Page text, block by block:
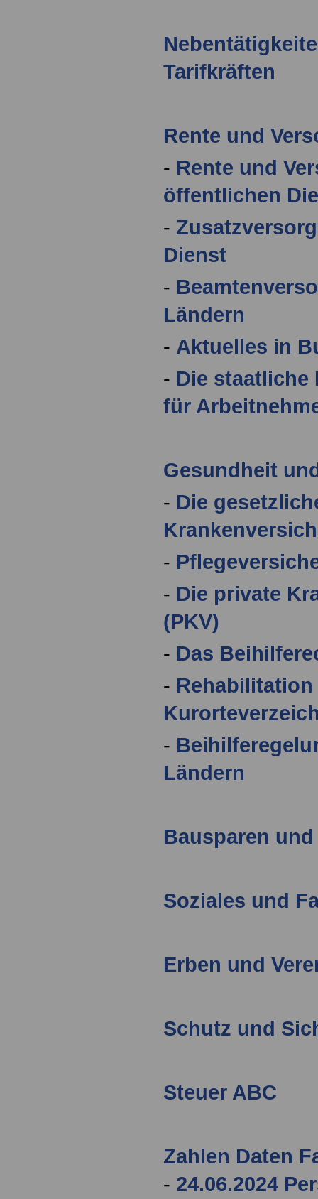
Tarifkräften
Rente und
- Rente und
öffentlichen
-
Dienst
-
Ländern
- Aktuelles in
- Die staatliche
für
Gesundheit
- Die
-
- Die private
(PKV)
- Das
-
-
Ländern
Bausparen
Soziales und
Erben und
Schutz und
Steuer ABC
Zahlen Daten
- 24.06.2024